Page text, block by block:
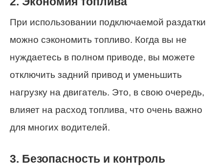
При использовании подключаемой раздатки
можно сэкономить топливо. Когда вы не
нуждаетесь в полном приводе, вы можете
отключить задний привод и уменьшить
нагрузку на двигатель. Это, в свою очередь,
влияет на расход топлива, что очень важно
для многих водителей.
3. Безопасность и контроль